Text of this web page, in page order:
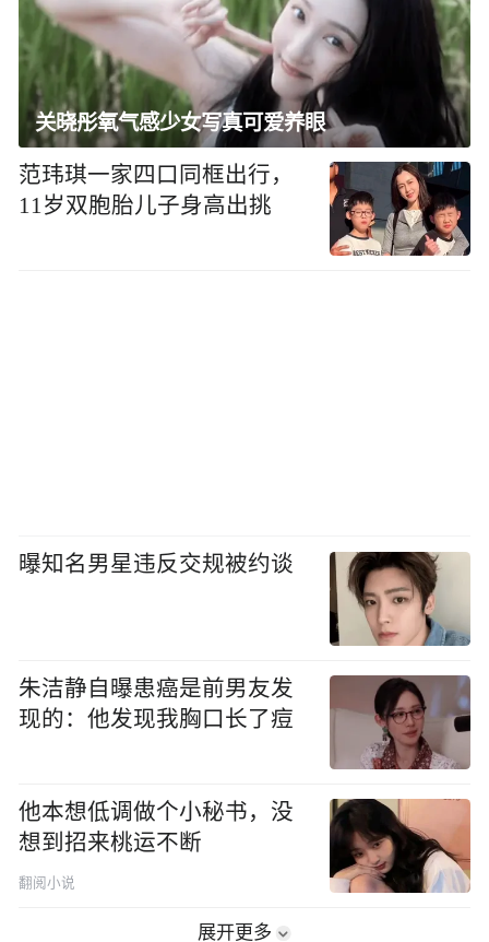
关晓彤氧气感少女写真可爱养眼
范玮琪一家四口同框出行，
11岁双胞胎儿子身高出挑
曝知名男星违反交规被约谈
朱洁静自曝患癌是前男友发
现的：他发现我胸口长了痘
他本想低调做个小秘书，没
想到招来桃运不断
翻阅小说
展开更多